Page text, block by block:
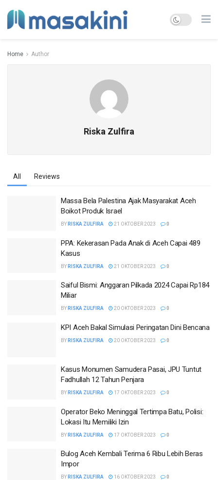
Home Author
Riska Zulfira
All Reviews
Massa Bela Palestina Ajak Masyarakat Aceh
Boikot Produk Israel
BY RISKA ZULFIRA 21 OKTOBER 2023 0
PPA: Kekerasan Pada Anak di Aceh Capai 489
Kasus
BY RISKA ZULFIRA 21 OKTOBER 2023 0
Saiful Bismi: Anggaran Pilkada 2024 Capai Rp184
Miliar
BY RISKA ZULFIRA 20 OKTOBER 2023 0
KPI Aceh Bakal Simulasi Peringatan Dini Bencana
BY RISKA ZULFIRA 20 OKTOBER 2023 0
Kasus Monumen Samudera Pasai, JPU Tuntut
Fadhullah 12 Tahun Penjara
BY RISKA ZULFIRA 17 OKTOBER 2023 0
Operator Beko Meninggal Tertimpa Batu, Polisi:
Lokasi Itu Memiliki Izin
BY RISKA ZULFIRA 17 OKTOBER 2023 0
Bulog Aceh Kembali Terima 6 Ribu Lebih Beras
Impor
BY RISKA ZULFIRA 16 OKTOBER 2023 0